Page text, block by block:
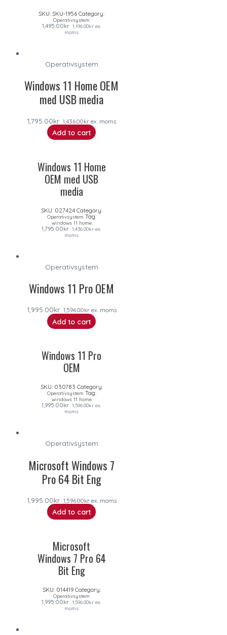
SKU: SKU-1956 Category:
Operativsystem
1,495.00kr 1,196.00krex.
moms
Operativsystem
Windows 11 Home OEM
med USB media
1,795.00kr 1,436.00kr ex. moms
Add to cart
Windows 11 Home
OEM med USB
media
SKU: 027424 Category:
Operativsystem Tag:
windows 11 home
1,795.00kr 1,436.00kr ex.
moms
Operativsystem
Windows 11 Pro OEM
1,995.00kr 1,596.00krex. moms
Add to cart
Windows 11 Pro
OEM
SKU: 030783 Category:
Operativsystem Tag:
windows 11 home
1,995.00kr 1,596.00kr ex.
moms
Operativsystem
Microsoft Windows 7
Pro 64 Bit Eng
1,995.00kr 1,596.00krex. moms
Add to cart
Microsoft
Windows 7 Pro 64
Bit Eng
SKU: 014419 Category:
Operativsystem
1,995.00kr 1,596.00kr ex.
moms